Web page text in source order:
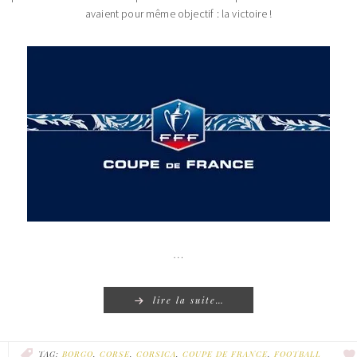
avaient pour même objectif : la victoire !
…
lire la suite…
TAG: BORGO, CORSE, CORSICA, COUPE DE FRANCE, FOOTBALL